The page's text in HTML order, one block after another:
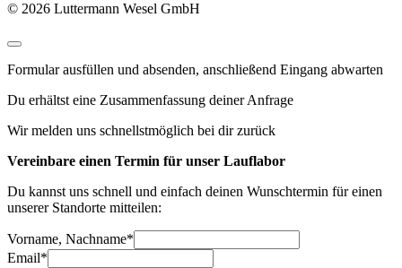
© 2026 Luttermann Wesel GmbH
Formular ausfüllen und absenden, anschließend Eingang abwarten
Du erhältst eine Zusammenfassung deiner Anfrage
Wir melden uns schnellstmöglich bei dir zurück
Vereinbare einen Termin für unser Lauflabor
Du kannst uns schnell und einfach deinen Wunschtermin für einen
unserer Standorte mitteilen:
Vorname, Nachname*
Email*